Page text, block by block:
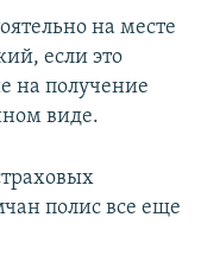
на месте
если это
на получение
виде.
полис все еще